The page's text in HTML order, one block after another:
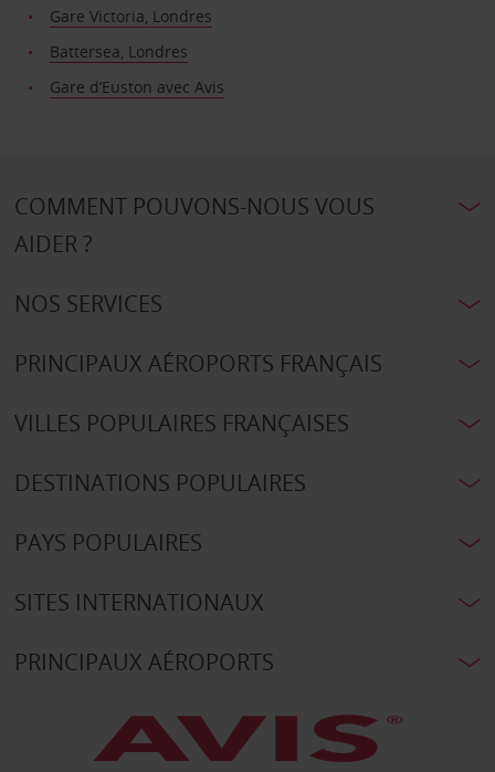
Gare Victoria, Londres
Battersea, Londres
Gare d’Euston avec Avis
COMMENT POUVONS-NOUS VOUS
AIDER ?
NOS SERVICES
PRINCIPAUX AÉROPORTS FRANÇAIS
VILLES POPULAIRES FRANÇAISES
DESTINATIONS POPULAIRES
PAYS POPULAIRES
SITES INTERNATIONAUX
PRINCIPAUX AÉROPORTS